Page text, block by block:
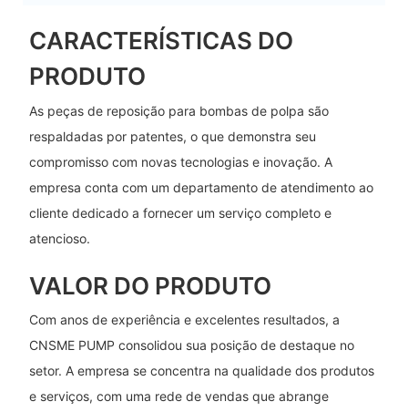
CARACTERÍSTICAS DO
PRODUTO
As peças de reposição para bombas de polpa são
respaldadas por patentes, o que demonstra seu
compromisso com novas tecnologias e inovação. A
empresa conta com um departamento de atendimento ao
cliente dedicado a fornecer um serviço completo e
atencioso.
VALOR DO PRODUTO
Com anos de experiência e excelentes resultados, a
CNSME PUMP consolidou sua posição de destaque no
setor. A empresa se concentra na qualidade dos produtos
e serviços, com uma rede de vendas que abrange